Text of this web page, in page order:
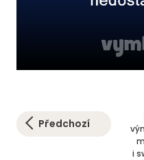
Předchozí
i